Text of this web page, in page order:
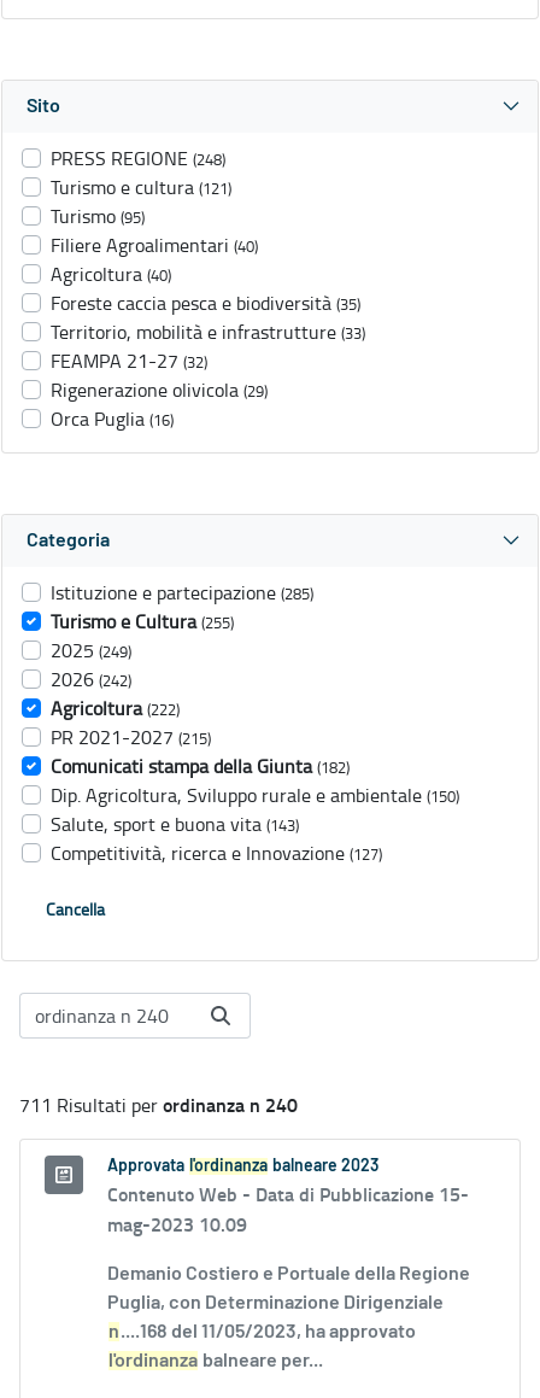
Sito
PRESS REGIONE (248)
Turismo e cultura (121)
Turismo (95)
Filiere Agroalimentari (40)
Agricoltura (40)
Foreste caccia pesca e biodiversità (35)
Territorio, mobilità e infrastrutture (33)
FEAMPA 21-27 (32)
Rigenerazione olivicola (29)
Orca Puglia (16)
Categoria
Istituzione e partecipazione (285)
Turismo e Cultura (255)
2025 (249)
2026 (242)
Agricoltura (222)
PR 2021-2027 (215)
Comunicati stampa della Giunta (182)
Dip. Agricoltura, Sviluppo rurale e ambientale (150)
Salute, sport e buona vita (143)
Competitività, ricerca e Innovazione (127)
Cancella
711 Risultati perordinanza n 240
Approvata l'ordinanza balneare 2023
Contenuto Web - Data di Pubblicazione 15-
mag-2023 10.09
Demanio Costiero e Portuale della Regione
Puglia, con Determinazione Dirigenziale
n....168 del 11/05/2023, ha approvato
l'ordinanza balneare per...